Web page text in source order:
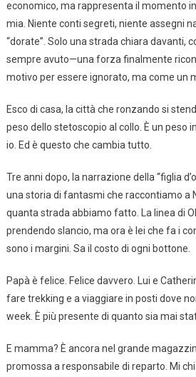
economico, ma rappresenta il momento
mia. Niente conti segreti, niente assegni
“dorate”. Solo una strada chiara davanti,
sempre avuto—una forza finalmente
motivo per essere ignorato, ma come un
Esco di casa, la città che ronzando si
peso dello stetoscopio al collo. È un peso
io. Ed è questo che cambia tutto.
Tre anni dopo, la narrazione della “figlia
una storia di fantasmi che raccontiamo a
quanta strada abbiamo fatto. La linea di
prendendo slancio, ma ora è lei che fa i
sono i margini. Sa il costo di ogni bottone.
Papà è felice. Felice davvero. Lui e
fare trekking e a viaggiare in posti dove
week. È più presente di quanto sia mai
E mamma? È ancora nel grande
promossa a responsabile di reparto. Mi